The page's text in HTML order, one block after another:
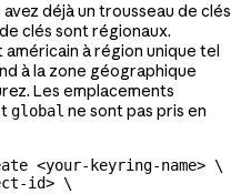
déjà un trousseau de clés
clés sont régionaux.
à région unique tel
à la zone géographique
Les emplacements
global ne sont pas pris en
<your-keyring-name> \
id> \